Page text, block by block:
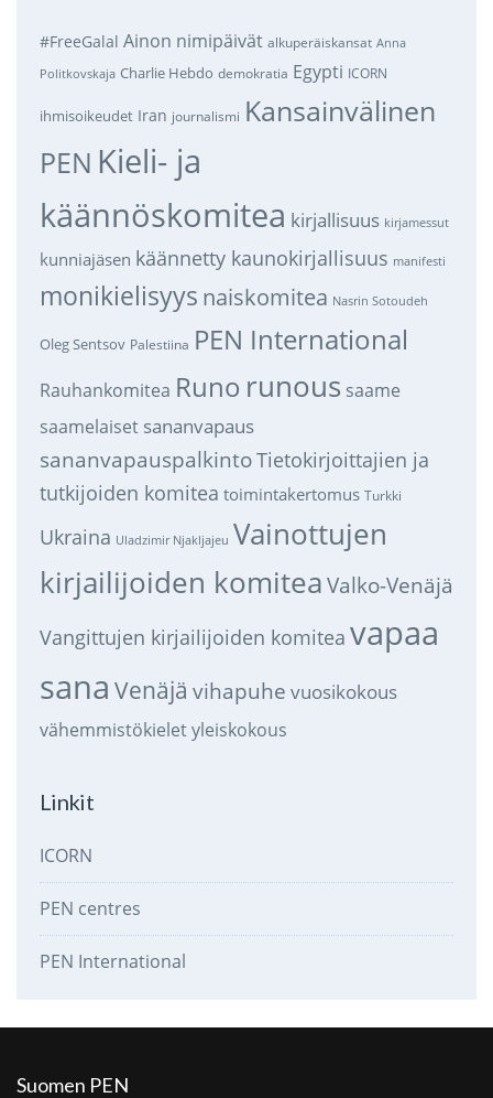
#FreeGalal Ainon nimipäivät alkuperäiskansat Anna
Politkovskaja Charlie Hebdo demokratia Egypti ICORN
ihmisoikeudet Iran journalismi Kansainvälinen
PEN Kieli- ja
käännöskomitea kirjallisuus kirjamessut
kunniajäsen käännetty kaunokirjallisuus manifesti
monikielisyys naiskomitea Nasrin Sotoudeh
Oleg Sentsov Palestiina PEN International
Rauhankomitea Runo runous saame
saamelaiset sananvapaus
sananvapauspalkintoTietokirjoittajien ja
tutkijoiden komitea toimintakertomus Turkki
Ukraina Uladzimir Njakljajeu Vainottujen
kirjailijoiden komitea Valko-Venäjä
Vangittujen kirjailijoiden komitea vapaa
sana Venäjä vihapuhe vuosikokous
vähemmistökieletyleiskokous
Linkit
ICORN
PEN centres
PEN International
Suomen PEN